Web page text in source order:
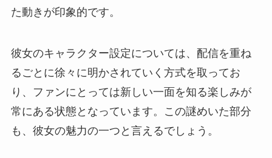
た動きが印象的です。
彼女のキャラクター設定については、配信を重ね
るごとに徐々に明かされていく方式を取ってお
り、ファンにとっては新しい一面を知る楽しみが
常にある状態となっています。この謎めいた部分
も、彼女の魅力の一つと言えるでしょう。